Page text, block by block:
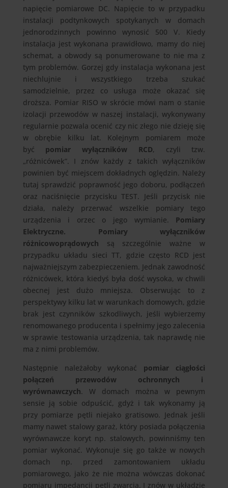
napięcie pomiarowe DC. Napięcie to w przypadku
instalacji podtynkowych spotykanych w domach
jednorodzinnych powinno wynosić 500 V. Kiedy
instalacja jest wykonana prawidłowo, mamy do niej
schemat, a obwody są ponumerowane to nie ma z
tym problemów. Gorzej gdy instalacja wykonana jest
niechlujnie i wszystkiego trzeba szukać
samodzielnie, przez co usługa może okazać się
droższa. Pomiar RISO w skrócie mówi nam o stanie
izolacji przewodów w naszej instalacji, wykonywany
regularnie pozwala ocenić czy nic złego nie dzieję się
w obrębie kilku lat. Kolejnym pomiarem może
być pomiar wyłączników RCD, czyli tzw.
„różnicówek”. I znów każdy z takich wyłączników
powinien być miejscem dokładnych oględzin. Należy
tutaj sprawdzić poprawność jego doboru, podłączeń
oraz naciśnięcie przycisku TEST. Jeśli przycisk nie
działa, należy przerwać wszelkie pomiary tego
urządzenia i orzec o jego wymianie. Pomiary
Elektryczne. Pomiary wyłączników
różnicowoprądowych są szczególnie ważne w
przypadku układu sieci TT, gdzie często RCD jest
najważniejszym zabezpieczeniem. Jednak zawodność
różnicówek, która kiedyś była dość wysoka, w chwili
obecnej jest dużo mniejsza. Obserwując to z
perspektywy kilku lat w warunkach domowych, gdzie
brak jest czynników szkodliwych, jeśli wybierzemy
renomowanego producenta i spełnimy jego zalecenia
w sprawie testowania urządzenia, tak naprawdę nie
ma z nimi problemów.
Następnie należałoby wykonać pomiar ciągłości
połączeń przewodów ochronnych i
wyrównawczych. W domach można w pewnym
sensie ją sobie odpuścić, gdyż i tak wykonamy ją
przy pomiarze pętli niejako gratisowo. Jednak jeśli
mamy nawet stalowy garaż, który posiada połączenia
wyrównawcze koryt np. stalowych, powinniśmy ten
pomiar wykonać. Wykonuje się go także w nowych
domach np. przed zamontowaniem układu
pomiarowego, jako że nie można wówczas dokonać
pomiaru impedancji pętli zwarcia. I znów w układzie